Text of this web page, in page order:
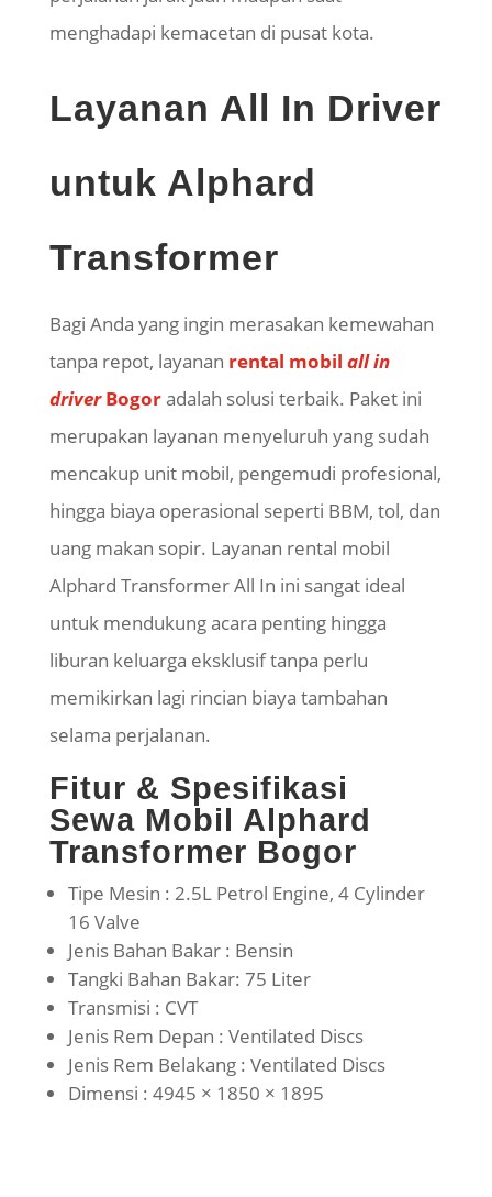
menghadapi kemacetan di pusat kota.
Layanan All In Driver
untuk Alphard
Transformer
Bagi Anda yang ingin merasakan kemewahan
tanpa repot, layanan rental mobil all in
driverBogoradalah solusi terbaik. Paket ini
merupakan layanan menyeluruh yang sudah
mencakup unit mobil, pengemudi profesional,
hingga biaya operasional seperti BBM, tol, dan
uang makan sopir. Layanan rental mobil
Alphard Transformer All In ini sangat ideal
untuk mendukung acara penting hingga
liburan keluarga eksklusif tanpa perlu
memikirkan lagi rincian biaya tambahan
selama perjalanan.
Fitur & Spesifikasi
Sewa Mobil Alphard
Transformer Bogor
Tipe Mesin : 2.5L Petrol Engine, 4 Cylinder
16 Valve
Jenis Bahan Bakar : Bensin
Tangki Bahan Bakar: 75 Liter
Transmisi : CVT
Jenis Rem Depan : Ventilated Discs
Jenis Rem Belakang : Ventilated Discs
Dimensi : 4945 × 1850 × 1895